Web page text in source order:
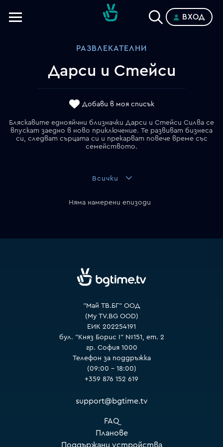
ВХОД
РАЗВЛЕКАТЕЛНИ
Дарси и Стейси
Добави в моя списък
Бляскавите еднояйчни близначки Дарси и Стейси Силва се
впускат заедно в ново приключение. Те развиват бизнеса
си, следват сърцата си и прекарват повече време със
семейството.
Всички
Няма намерени епизоди
"Май ТВ.БГ" ООД
(My TV.BG OOD)
ЕИК 202254191
бул. "Княз Борис I" №151, ет. 2
гр. София 1000
Телефон за поддръжка
(09:00 – 18:00)
+359 876 152 619
support@bgtime.tv
FAQ
Планове
Поддържани устройства